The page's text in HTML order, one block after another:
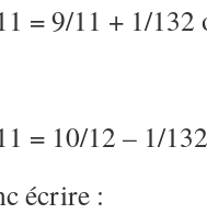
= 9/11 + 1/132
= 10/12 – 1/
écrire :